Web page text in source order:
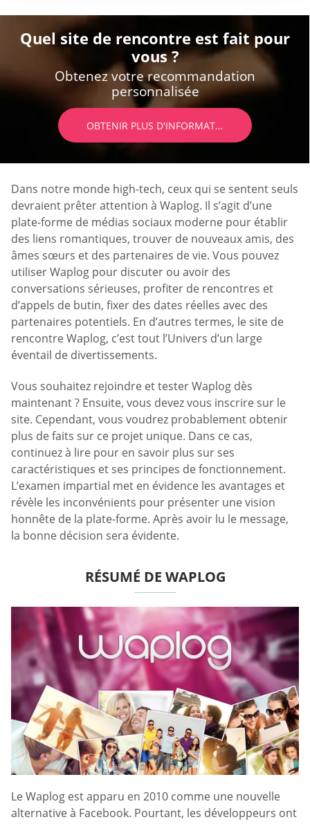
Quel site de rencontre est fait pour
vous ?
Obtenez votre recommandation
personnalisée
OBTENIR PLUS D'INFORMATIONS
Dans notre monde high-tech, ceux qui se sentent seuls
devraient prêter attention à Waplog. Il s’agit d’une
plate-forme de médias sociaux moderne pour établir
des liens romantiques, trouver de nouveaux amis, des
âmes sœurs et des partenaires de vie. Vous pouvez
utiliser Waplog pour discuter ou avoir des
conversations sérieuses, profiter de rencontres et
d’appels de butin, fixer des dates réelles avec des
partenaires potentiels. En d’autres termes, le site de
rencontre Waplog, c’est tout l’Univers d’un large
éventail de divertissements.
Vous souhaitez rejoindre et tester Waplog dès
maintenant ? Ensuite, vous devez vous inscrire sur le
site. Cependant, vous voudrez probablement obtenir
plus de faits sur ce projet unique. Dans ce cas,
continuez à lire pour en savoir plus sur ses
caractéristiques et ses principes de fonctionnement.
L’examen impartial met en évidence les avantages et
révèle les inconvénients pour présenter une vision
honnête de la plate-forme. Après avoir lu le message,
la bonne décision sera évidente.
RÉSUMÉ DE WAPLOG
Le Waplog est apparu en 2010 comme une nouvelle
alternative à Facebook. Pourtant, les développeurs ont